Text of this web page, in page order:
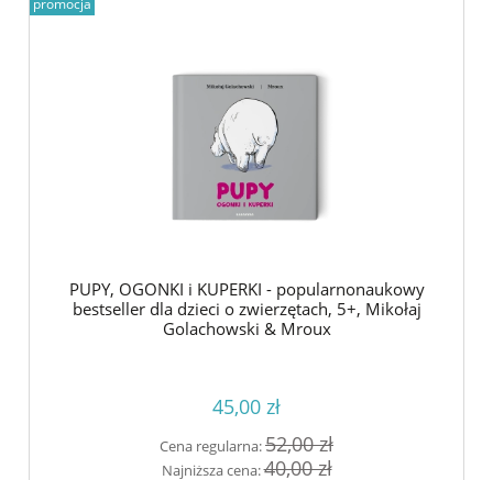
PUPY, OGONKI i KUPERKI - popularnonaukowy
bestseller dla dzieci o zwierzętach, 5+, Mikołaj
Golachowski & Mroux
45,00 zł
Cena regularna:52,00 zł
Najniższa cena:40,00 zł
promocja